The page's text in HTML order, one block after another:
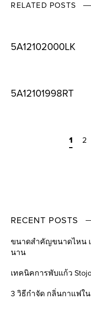
RELATED POSTS
5A12102000LK
5A12101998RT
1 2
RECENT POSTS
ขนาดสำคัญขนาดไหน
นาน
เทคนิคการพับแก้ว
3 วิธีกำจัด กลิ่นกาแฟใ